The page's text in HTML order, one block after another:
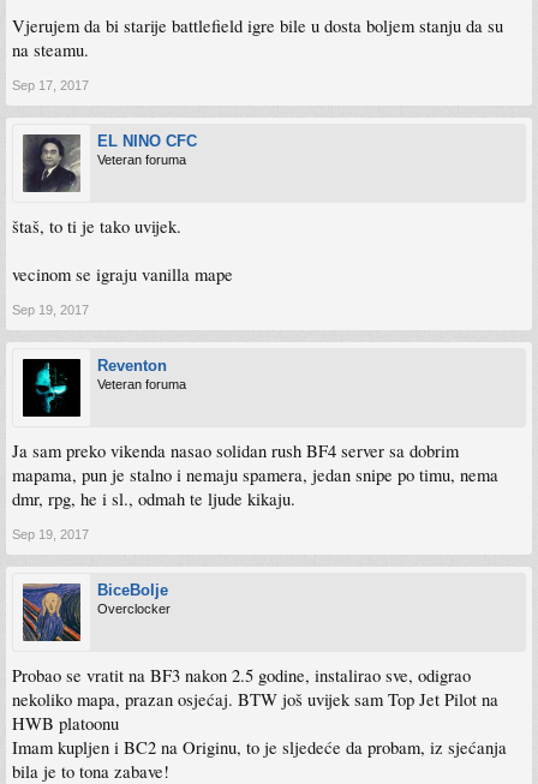
Vjerujem da bi starije battlefield igre bile u dosta boljem stanju da su
na steamu.
Sep 17, 2017
EL NINO CFC
Veteran foruma
štaš, to ti je tako uvijek.
vecinom se igraju vanilla mape
Sep 19, 2017
Reventon
Veteran foruma
Ja sam preko vikenda nasao solidan rush BF4 server sa dobrim
mapama, pun je stalno i nemaju spamera, jedan snipe po timu, nema
dmr, rpg, he i sl., odmah te ljude kikaju.
Sep 19, 2017
BiceBolje
Overclocker
Probao se vratit na BF3 nakon 2.5 godine, instalirao sve, odigrao
nekoliko mapa, prazan osjećaj. BTW još uvijek sam Top Jet Pilot na
HWB platoonu
Imam kupljen i BC2 na Originu, to je sljedeće da probam, iz sjećanja
bila je to tona zabave!